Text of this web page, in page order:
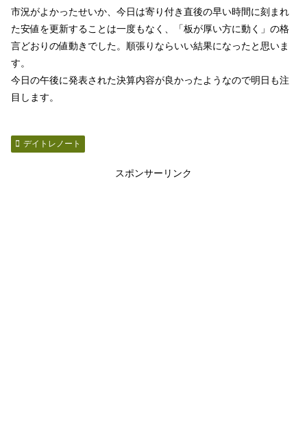
市況がよかったせいか、今日は寄り付き直後の早い時間に刻まれ
た安値を更新することは一度もなく、「板が厚い方に動く」の格
言どおりの値動きでした。順張りならいい結果になったと思いま
す。
今日の午後に発表された決算内容が良かったようなので明日も注
目します。
デイトレノート
スポンサーリンク